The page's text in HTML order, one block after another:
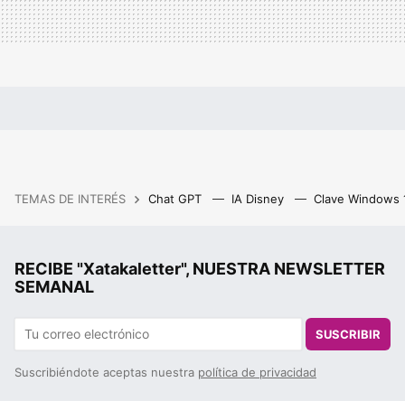
TEMAS DE INTERÉS Chat GPT IA Disney Clave Windows
RECIBE "Xatakaletter", NUESTRA NEWSLETTER
SEMANAL
SUSCRIBIR
Suscribiéndote aceptas nuestra política de privacidad